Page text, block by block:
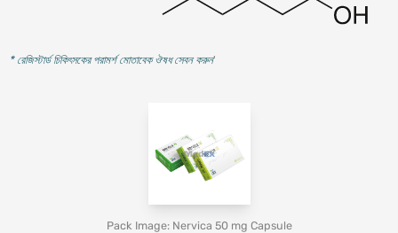
* রেজিস্টার্ড চিকিৎসকের পরামর্শ মোতাবেক ঔষধ সেবন করুন'
Pack Image: Nervica 50 mg Capsule